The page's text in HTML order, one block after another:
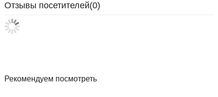
Отзывы посетителей(0)
Рекомендуем посмотреть